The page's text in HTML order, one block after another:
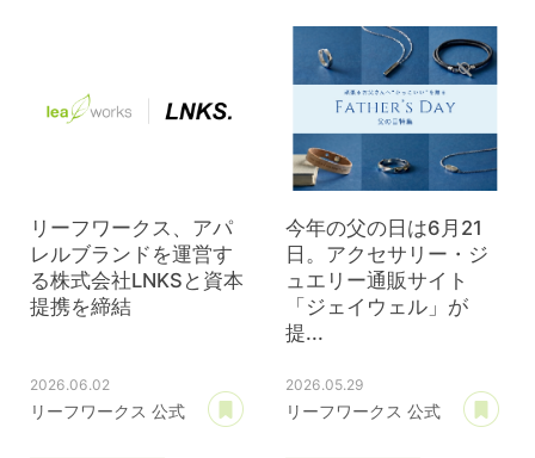
リーフワークス、アパ
レルブランドを運営す
る株式会社LNKSと資本
提携を締結
2026.06.02
リーフワークス 公式
あとで読む
今年の父の日は6月21
日。アクセサリー・ジ
ュエリー通販サイト
「ジェイウェル」が
提...
2026.05.29
リーフワークス 公式